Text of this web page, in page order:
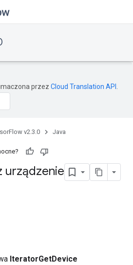
przez Cloud Translation API
v2.3.0 Java
urządzenie
IteratorGetDevice